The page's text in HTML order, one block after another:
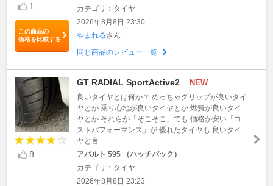
1
この商品の
価格を比較する
カテゴリ：タイヤ
2026年8月8日 23:30
やまれるさん
同じ商品のレビュー一覧
8
GT RADIAL SportActive2 NEW
良いタイヤとは何か？ めっちゃグリップが良いタイ
ヤとか 乗り心地が良いタイヤとか 燃費が良いタイ
ヤとか それらが「そこそこ」でも 価格が安い「コ
ストパフォーマンス」が 優れたタイヤも 良いタイ
ヤと言 ...
アバルト 595 （ハッチバック）
カテゴリ：タイヤ
2026年8月8日 23:23